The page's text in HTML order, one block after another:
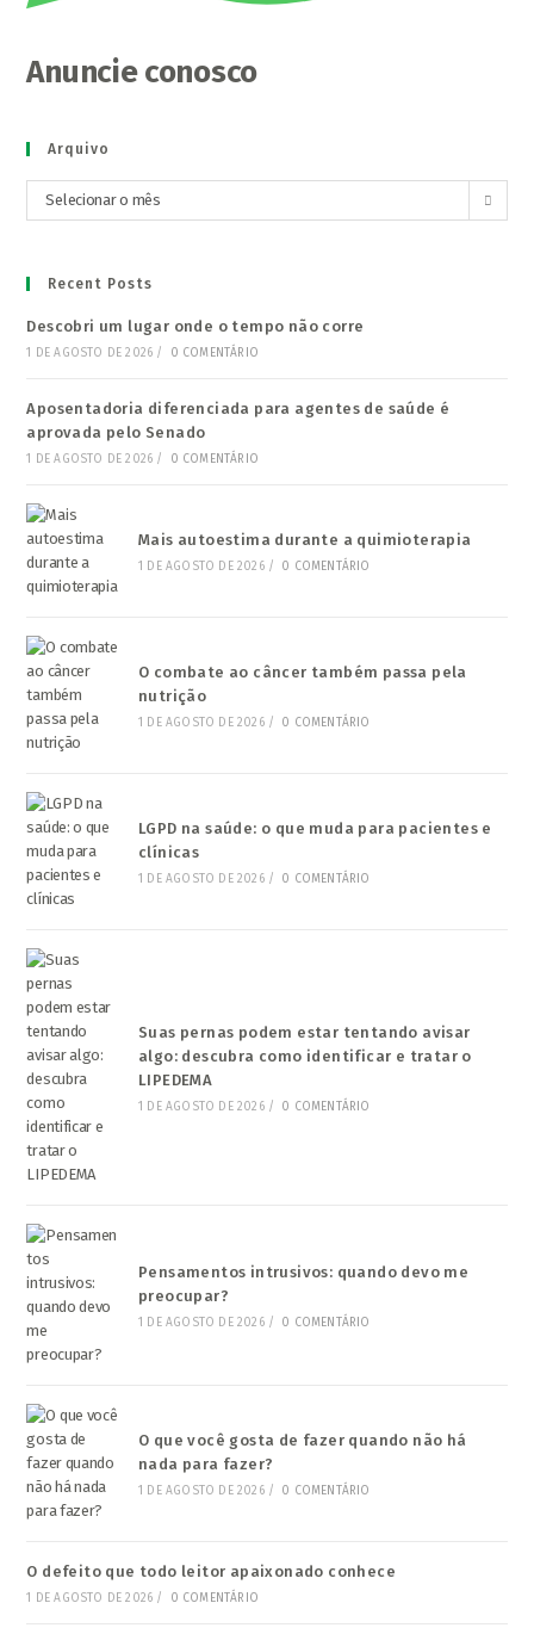
Anuncie conosco
Arquivo
Arquivo
Selecionar o mês
Recent Posts
Descobri um lugar onde o tempo não corre
1 DE AGOSTO DE 2026 / 0 COMENTÁRIO
Aposentadoria diferenciada para agentes de saúde é
aprovada pelo Senado
1 DE AGOSTO DE 2026 / 0 COMENTÁRIO
Mais autoestima durante a quimioterapia
1 DE AGOSTO DE 2026 / 0 COMENTÁRIO
O combate ao câncer também passa pela
nutrição
1 DE AGOSTO DE 2026 / 0 COMENTÁRIO
LGPD na saúde: o que muda para pacientes e
clínicas
1 DE AGOSTO DE 2026 / 0 COMENTÁRIO
Suas pernas podem estar tentando avisar
algo: descubra como identificar e tratar o
LIPEDEMA
1 DE AGOSTO DE 2026 / 0 COMENTÁRIO
Pensamentos intrusivos: quando devo me
preocupar?
1 DE AGOSTO DE 2026 / 0 COMENTÁRIO
O que você gosta de fazer quando não há
nada para fazer?
1 DE AGOSTO DE 2026 / 0 COMENTÁRIO
O defeito que todo leitor apaixonado conhece
1 DE AGOSTO DE 2026 / 0 COMENTÁRIO